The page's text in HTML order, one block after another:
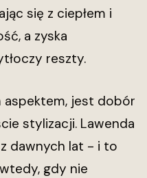
się z ciepłem i
a zyska
reszty.
aspektem, jest dobór
stylizacji. Lawenda
dawnych lat - i to
gdy nie